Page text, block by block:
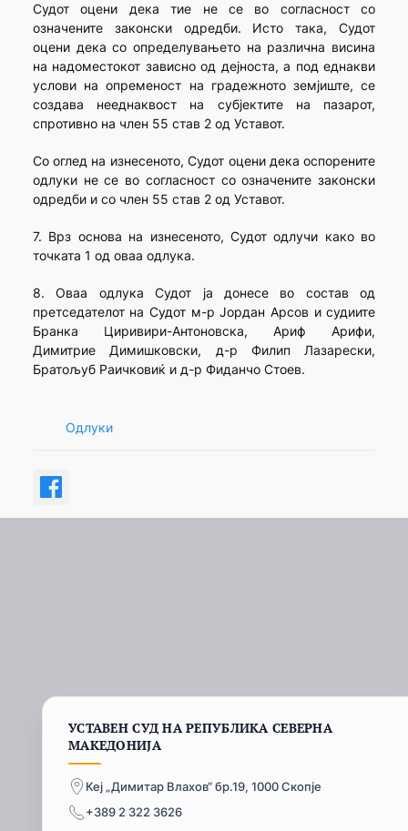
Судот оцени дека тие не се во согласност со
означените законски одредби. Исто така, Судот
оцени дека со определувањето на различна висина
на надоместокот зависно од дејноста, а под еднакви
услови на опременост на градежното земјиште, се
создава нееднаквост на субјектите на пазарот,
спротивно на член 55 став 2 од Уставот.
Со оглед на изнесеното, Судот оцени дека оспорените
одлуки не се во согласност со означените законски
одредби и со член 55 став 2 од Уставот.
7. Врз основа на изнесеното, Судот одлучи како во
точката 1 од оваа одлука.
8. Оваа одлука Судот ја донесе во состав од
претседателот на Судот м-р Јордан Арсов и судиите
Бранка Циривири-Антоновска, Ариф Арифи,
Димитрие Димишковски, д-р Филип Лазарески,
Братољуб Раичковиќ и д-р Фиданчо Стоев.
Одлуки
УСТАВЕН СУД НА РЕПУБЛИКА СЕВЕРНА
МАКЕДОНИЈА
Кеј „Димитар Влахов“ бр.19, 1000 Скопје
+389 2 322 3626